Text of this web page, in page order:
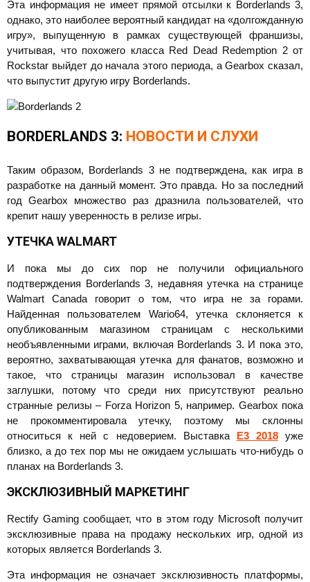
Эта информация не имеет прямой отсылки к Borderlands 3,
однако, это наиболее вероятный кандидат на «долгожданную
игру», выпущенную в рамках существующей франшизы,
учитывая, что похожего класса Red Dead Redemption 2 от
Rockstar выйдет до начала этого периода, а Gearbox сказал,
что выпустит другую игру Borderlands.
BORDERLANDS 3: НОВОСТИ И СЛУХИ
Таким образом, Borderlands 3 не подтверждена, как игра в
разработке на данный момент. Это правда. Но за последний
год Gearbox множество раз дразнила пользователей, что
крепит нашу уверенность в релизе игры.
УТЕЧКАWALMART
И пока мы до сих пор не получили официального
подтверждения Borderlands 3, недавняя утечка на странице
Walmart Canada говорит о том, что игра не за горами.
Найденная пользователем Wario64, утечка склоняется к
опубликованным магазином страницам с несколькими
необъявленными играми, включая Borderlands 3. И пока это,
вероятно, захватывающая утечка для фанатов, возможно и
такое, что страницы магазин использовал в качестве
заглушки, потому что среди них присутствуют реально
странные релизы – Forza Horizon 5, например. Gearbox пока
не прокомментировала утечку, поэтому мы склонны
относиться к ней с недоверием. Выставка E3 2018уже
близко, а до тех пор мы не ожидаем услышать что-нибудь о
планах на Borderlands 3.
ЭКСКЛЮЗИВНЫЙ МАРКЕТИНГ
Rectify Gaming сообщает, что в этом году Microsoft получит
эксклюзивные права на продажу нескольких игр, одной из
которых является Borderlands 3.
Эта информация не означает эксклюзивность платформы,